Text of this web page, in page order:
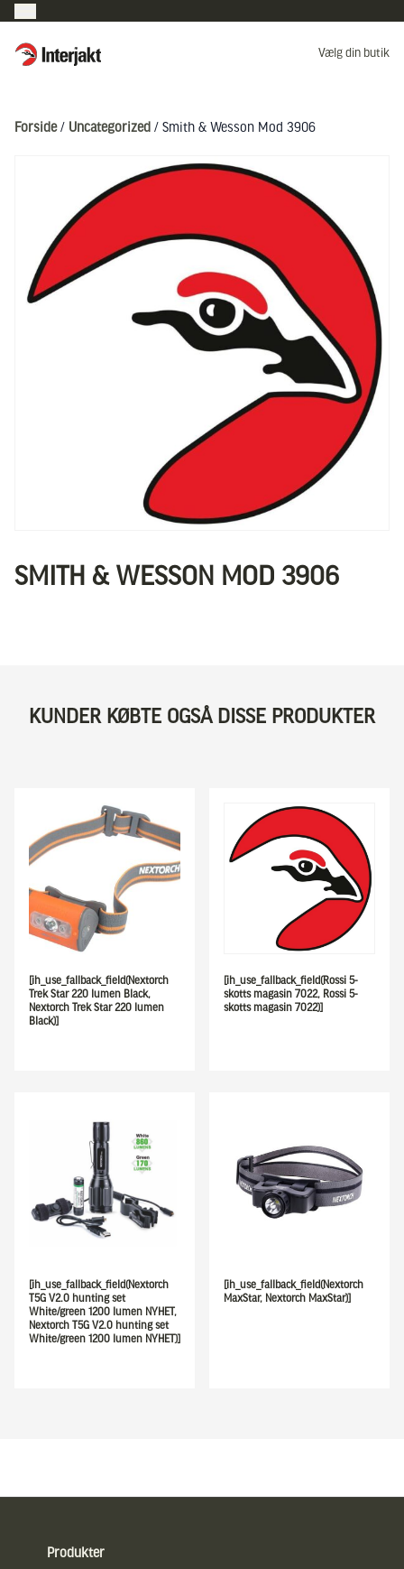
Interjakt DK Vælg din butik
Forside/ Uncategorized / Smith & Wesson Mod 3906
SMITH & WESSON MOD 3906
KUNDER KØBTE OGSÅ DISSE PRODUKTER
[ih_use_fallback_field(Nextorch
Trek Star 220 lumen Black,
Nextorch Trek Star 220 lumen
Black)]
[ih_use_fallback_field(Rossi 5-
skotts magasin 7022, Rossi 5-
skotts magasin 7022)]
[ih_use_fallback_field(Nextorch
T5G V2.0 hunting set
White/green 1200 lumen NYHET,
Nextorch T5G V2.0 hunting set
White/green 1200 lumen NYHET)]
[ih_use_fallback_field(Nextorch
MaxStar, Nextorch MaxStar)]
Produkter